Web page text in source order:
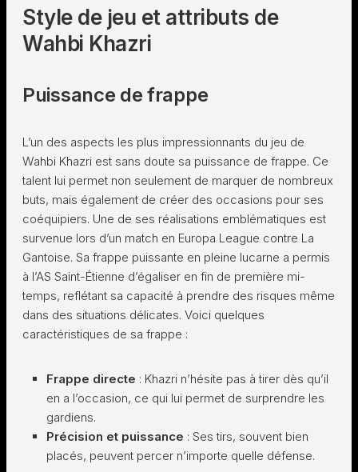
Style de jeu et attributs de
Wahbi Khazri
Puissance de frappe
L’un des aspects les plus impressionnants du jeu de
Wahbi Khazri est sans doute sa puissance de frappe. Ce
talent lui permet non seulement de marquer de nombreux
buts, mais également de créer des occasions pour ses
coéquipiers. Une de ses réalisations emblématiques est
survenue lors d’un match en Europa League contre La
Gantoise. Sa frappe puissante en pleine lucarne a permis
à l’AS Saint-Étienne d’égaliser en fin de première mi-
temps, reflétant sa capacité à prendre des risques même
dans des situations délicates. Voici quelques
caractéristiques de sa frappe :
Frappe directe : Khazri n’hésite pas à tirer dès qu’il
en a l’occasion, ce qui lui permet de surprendre les
gardiens.
Précision et puissance : Ses tirs, souvent bien
placés, peuvent percer n’importe quelle défense.